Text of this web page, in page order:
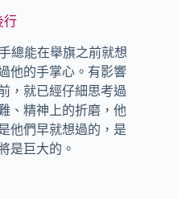
行
總能在舉旗之前就想
他的手掌心。有影響
，就已經仔細思考過
、精神上的折磨，他
他們早就想過的，是
是巨大的。